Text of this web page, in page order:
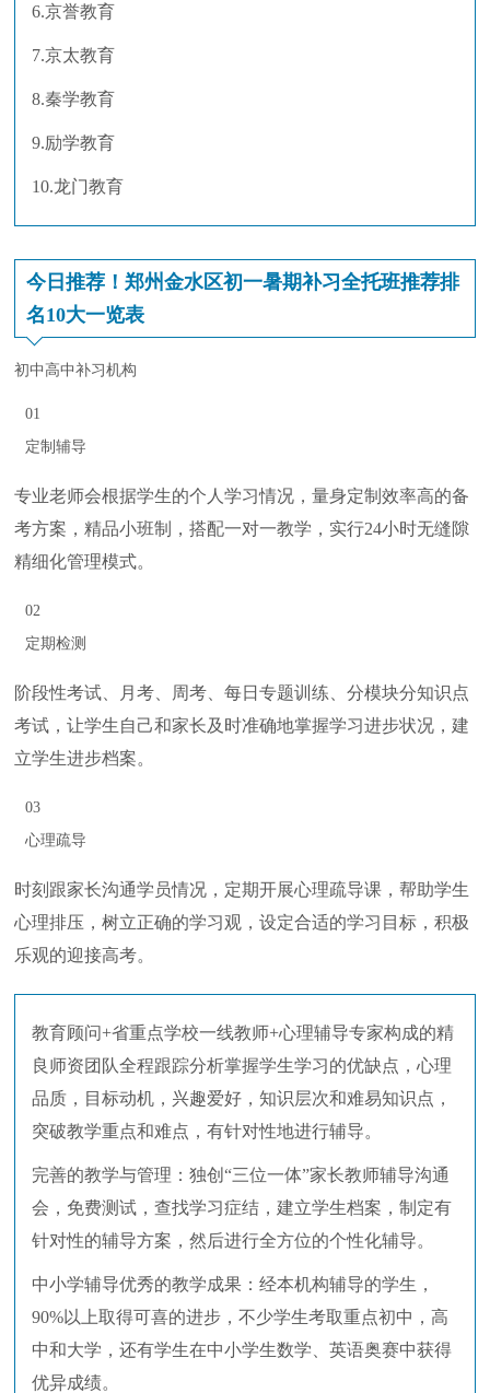
6.京誉教育
7.京太教育
8.秦学教育
9.励学教育
10.龙门教育
今日推荐！郑州金水区初一暑期补习全托班推荐排
名10大一览表
初中高中补习机构
01
定制辅导
专业老师会根据学生的个人学习情况，量身定制效率高的备
考方案，精品小班制，搭配一对一教学，实行24小时无缝隙
精细化管理模式。
02
定期检测
阶段性考试、月考、周考、每日专题训练、分模块分知识点
考试，让学生自己和家长及时准确地掌握学习进步状况，建
立学生进步档案。
03
心理疏导
时刻跟家长沟通学员情况，定期开展心理疏导课，帮助学生
心理排压，树立正确的学习观，设定合适的学习目标，积极
乐观的迎接高考。
教育顾问+省重点学校一线教师+心理辅导专家构成的精
良师资团队全程跟踪分析掌握学生学习的优缺点，心理
品质，目标动机，兴趣爱好，知识层次和难易知识点，
突破教学重点和难点，有针对性地进行辅导。
完善的教学与管理：独创“三位一体”家长教师辅导沟通
会，免费测试，查找学习症结，建立学生档案，制定有
针对性的辅导方案，然后进行全方位的个性化辅导。
中小学辅导优秀的教学成果：经本机构辅导的学生，
90%以上取得可喜的进步，不少学生考取重点初中，高
中和大学，还有学生在中小学生数学、英语奥赛中获得
优异成绩。